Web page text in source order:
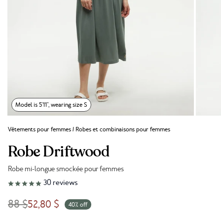
Model is 5'11", wearing size S
Vêtements pour femmes/ Robes et combinaisons pour femmes
Robe Driftwood
Robe mi-longue smockée pour femmes
Lien vers les avis
30 reviews
88 $52,80 $ 40% off